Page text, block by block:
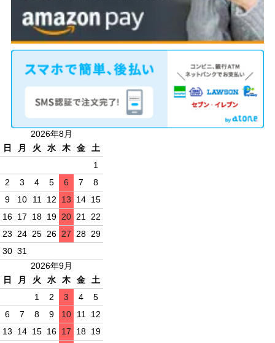
2026年8月
日
月 火 水 木 金
土
1
2
3 4 5 6 7
8
9
10 11 12 13 14 15
16 17 18 19 20 21 22
23 24 25 26 27 28 29
30 31
2026年9月
日
月 火 水 木 金
土
1
2 3 4
5
6
7 8 9 10 11 12
13
14 15 16 17 18 19